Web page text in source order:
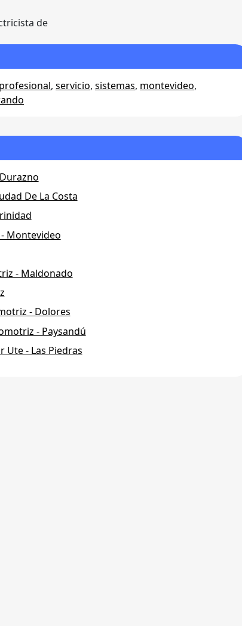
de
profesional, servicio, sistemas, montevideo,
De La Costa
Montevideo
- Maldonado
- Dolores
- Paysandú
Ute - Las Piedras